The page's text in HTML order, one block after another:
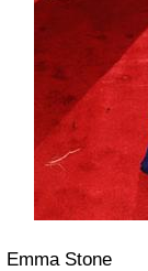
Emma Stone